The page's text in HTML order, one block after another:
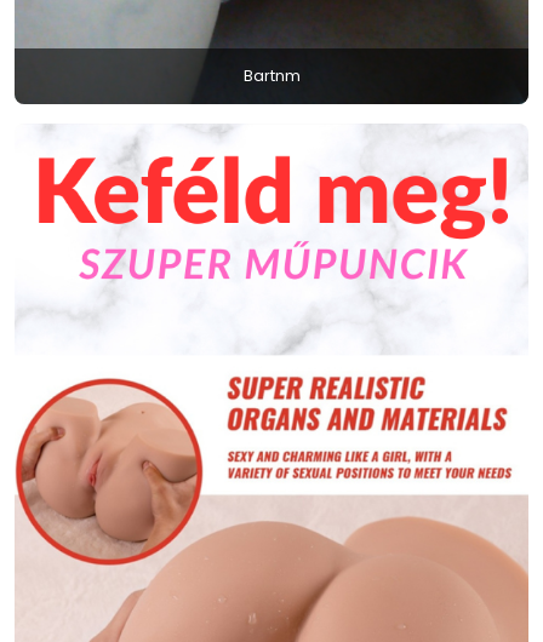
Bartnm